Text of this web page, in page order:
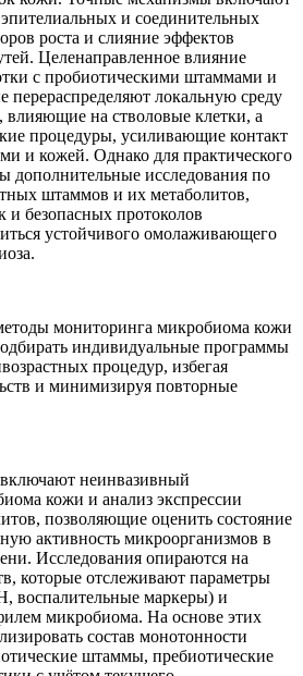
и соединительных
роста и слияние эффектов
Целенаправленное влияние
с пробиотическими штаммами и
перераспределяют локальную среду
на стволовые клетки, а
процедуры, усиливающие контакт
и кожей. Однако для практического
дополнительные исследования по
штаммов и их метаболитов,
и безопасных протоколов
устойчивого омолаживающего
мониторинга микробиома кожи
индивидуальные программы
процедур, избегая
и минимизируя повторные
неинвазивный
кожи и анализ экспрессии
позволяющие оценить состояние
активность микроорганизмов в
Исследования опираются на
которые отслеживают параметры
воспалительные маркеры) и
микробиома. На основе этих
состав монотонности
штаммы, пребиотические